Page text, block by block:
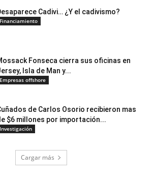
Cadivi… ¿Y el cadivismo?
Financiamiento
Fonseca cierra sus oficinas en
Isla de Man y...
Empresas offshore
de Carlos Osorio recibieron mas
$6 millones por importación...
Investigación
Cargar más